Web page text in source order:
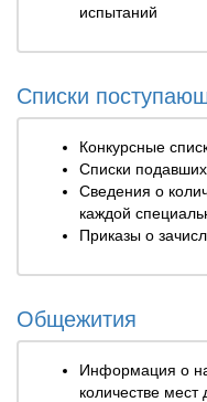
испытаний
Списки
Конкурсные
Списки
Сведения о
каждой
Приказы о
Общежития
Информация о
количестве мест